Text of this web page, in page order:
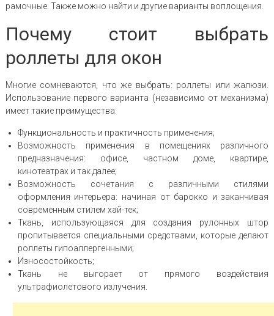
рамочные. Также можно найти и другие варианты воплощения.
Почему стоит выбрать
роллеты для окон
Многие сомневаются, что же выбрать: роллеты или жалюзи.
Использование первого варианта (независимо от механизма)
имеет такие преимущества:
Функциональность и практичность применения;
Возможность применения в помещениях различного
предназначения: офисе, частном доме, квартире,
кинотеатрах и так далее;
Возможность сочетания с различными стилями
оформления интерьера: начиная от барокко и заканчивая
современным стилем хай-тек;
Ткань, использующаяся для создания рулонных штор
пропитывается специальными средствами, которые делают
роллеты гипоаллергенными;
Износостойкость;
Ткань не выгорает от прямого воздействия
ультрафиолетового излучения.